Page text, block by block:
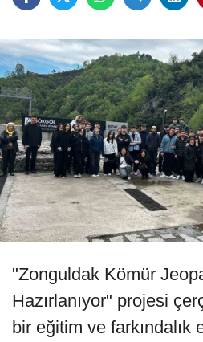
"Zonguldak Kömür
Hazırlanıyor" projesi
bir eğitim ve farkındalık